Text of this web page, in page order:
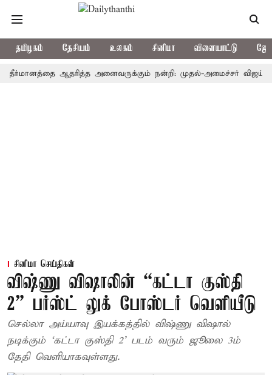
தமிழகம் தேசியம் உலகம் சினிமா விளையாட்டு
ஆதரித்த அனைவருக்கும் நன்றி: முதல்-அமைச்சர் விஜய்
சினிமா செய்திகள்
விஷ்ணு விஷாலின் “கட்டா குஸ்தி
2” பர்ஸ்ட் லுக் போஸ்டர் வெளியீடு
செல்லா அய்யாவு இயக்கத்தில் விஷ்ணு விஷால்
நடிக்கும் ‘கட்டா குஸ்தி 2’ படம் வரும் ஜூலை 3ம்
தேதி வெளியாகவுள்ளது.